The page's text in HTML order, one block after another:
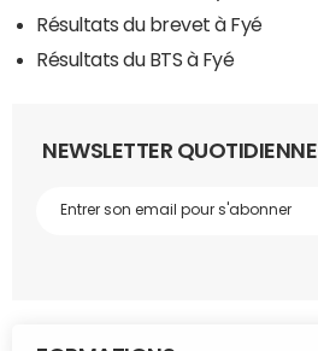
Résultats du brevet à Fyé
Résultats du BTS à Fyé
NEWSLETTER QUOTIDIENNE